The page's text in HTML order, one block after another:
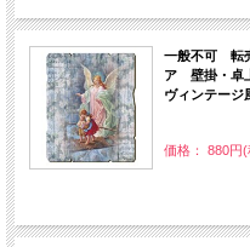
一般不可 転
ア 壁掛・卓
ヴィンテー
価格： 880円(